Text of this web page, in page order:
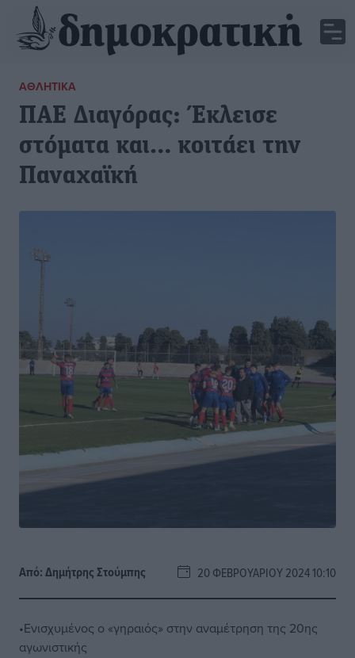
ΑΘΛΗΤΙΚΆ
ΠΑΕ Διαγόρας: Έκλεισε
στόματα και… κοιτάει την
Παναχαϊκή
Από:Δημήτρης Στούμπης 20 ΦΕΒΡΟΥΑΡΊΟΥ 2024 10:10
•Ενισχυμένος ο «γηραιός» στην αναμέτρηση της 20ης
αγωνιστικής